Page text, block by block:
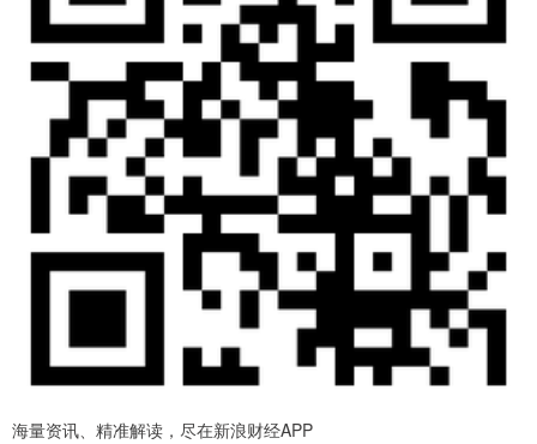
海量资讯、精准解读，尽在新浪财经APP